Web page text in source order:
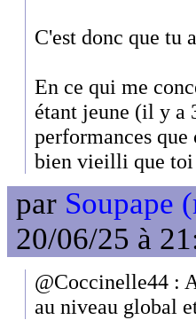
C'est donc que tu
En ce qui me
étant jeune (il y a
performances
bien vieilli que
par Soupape
20/06/25 à
@Coccinelle44 :
au niveau global